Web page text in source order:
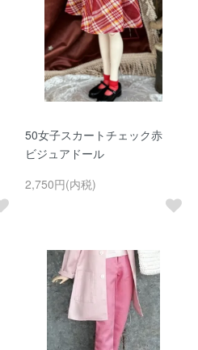
50女子スカートチェック赤
ビジュアドール
2,750円(内税)